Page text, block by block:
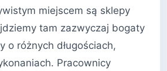
miejscem są sklepy
tam zazwyczaj bogaty
o różnych długościach,
Pracownicy